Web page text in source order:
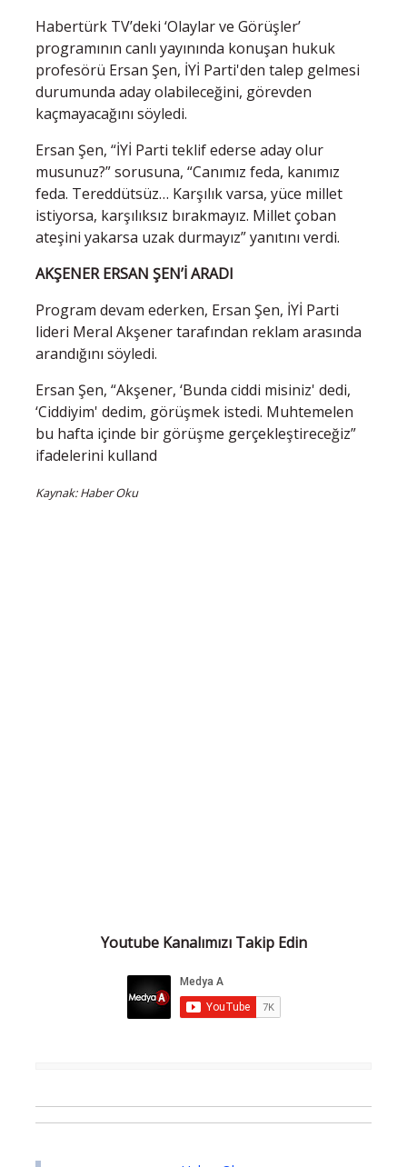
Habertürk TV’deki ‘Olaylar ve Görüşler’
programının canlı yayınında konuşan hukuk
profesörü Ersan Şen, İYİ Parti'den talep gelmesi
durumunda aday olabileceğini, görevden
kaçmayacağını söyledi.
Ersan Şen, “İYİ Parti teklif ederse aday olur
musunuz?” sorusuna, “Canımız feda, kanımız
feda. Tereddütsüz… Karşılık varsa, yüce millet
istiyorsa, karşılıksız bırakmayız. Millet çoban
ateşini yakarsa uzak durmayız” yanıtını verdi.
AKŞENER ERSAN ŞEN’İ ARADI
Program devam ederken, Ersan Şen, İYİ Parti
lideri Meral Akşener tarafından reklam arasında
arandığını söyledi.
Ersan Şen, “Akşener, ‘Bunda ciddi misiniz' dedi,
‘Ciddiyim' dedim, görüşmek istedi. Muhtemelen
bu hafta içinde bir görüşme gerçekleştireceğiz”
ifadelerini kulland
Kaynak: Haber Oku
Youtube Kanalımızı Takip Edin